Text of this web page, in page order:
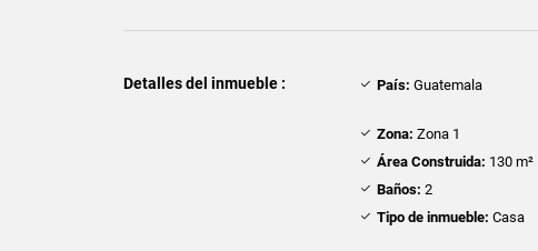
Detalles del inmueble : País: Guatemala
Zona: Zona 1
Área Construida: 130 m²
Baños: 2
Tipo de inmueble: Casa